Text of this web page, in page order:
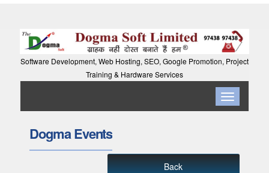
Software Development, Web Hosting, SEO, Google Promotion, Project
Training & Hardware Services
Toggle
navigation
Dogma Events
Back